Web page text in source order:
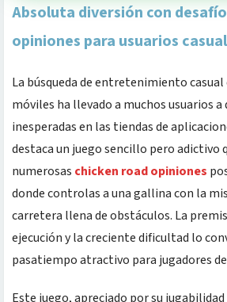
Absoluta diversión con
opiniones para usuarios
La búsqueda de entretenimiento
móviles ha llevado a muchos usuarios a
inesperadas en las tiendas de
destaca un juego sencillo pero adictivo
numerosas chicken road opiniones
donde controlas a una gallina con la
carretera llena de obstáculos. La
ejecución y la creciente dificultad lo
pasatiempo atractivo para jugadores
Este juego, apreciado por su